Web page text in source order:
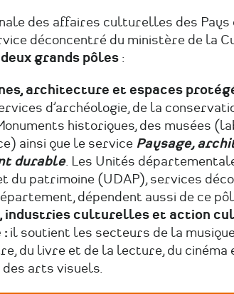
des affaires culturelles des Pays
déconcentré du ministère de la
deux grands pôles:
architecture et espaces
d’archéologie, de la
historiques, des musées
ainsi que le service Paysage,
durable. Les Unités
du patrimoine (UDAP), services
dépendent aussi de ce
industries culturelles et action
: il soutient les secteurs de la
du livre et de la lecture, du cinéma
des arts visuels.